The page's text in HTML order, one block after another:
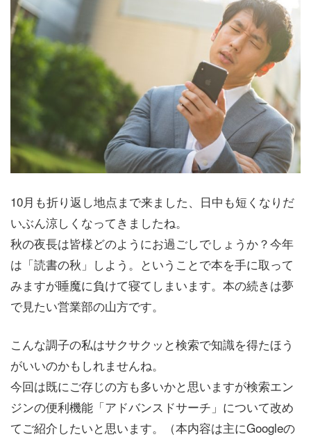
10月も折り返し地点まで来ました、日中も短くなりだ
いぶん涼しくなってきましたね。
秋の夜長は皆様どのようにお過ごしでしょうか？今年
は「読書の秋」しよう。ということで本を手に取って
みますが睡魔に負けて寝てしまいます。本の続きは夢
で見たい営業部の山方です。
こんな調子の私はサクサクッと検索で知識を得たほう
がいいのかもしれませんね。
今回は既にご存じの方も多いかと思いますが検索エン
ジンの便利機能「アドバンスドサーチ」について改め
てご紹介したいと思います。（本内容は主にGoogleの